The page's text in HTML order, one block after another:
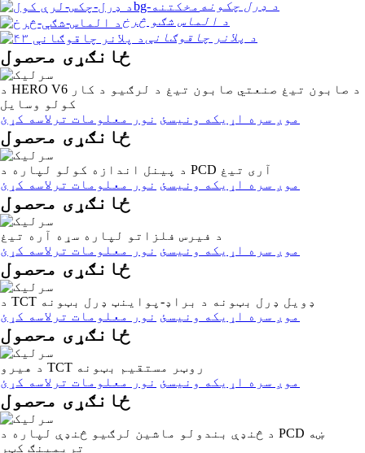
د ډرل چکونه
د الماس شګو څرخ
د پلانر چاقوګانې
ځانګړی محصول
د HERO V6 د صابون تیغ ​​صنعتي صابون تیغ ​​د لرګیو د کار
کولو وسایل
موږ سره اړیکه ونیسئ نور معلومات ترلاسه کړئ
ځانګړی محصول
د پینل اندازه کولو لپاره د PCD آری تیغ
موږ سره اړیکه ونیسئ نور معلومات ترلاسه کړئ
ځانګړی محصول
د فیرس فلزاتو لپاره سړه آره تیغ
موږ سره اړیکه ونیسئ نور معلومات ترلاسه کړئ
ځانګړی محصول
د TCT ډویل ډرل بټونه د براډ-پواینټ ډرل بټونه
موږ سره اړیکه ونیسئ نور معلومات ترلاسه کړئ
ځانګړی محصول
د هیرو TCT روټر مستقیم بټونه
موږ سره اړیکه ونیسئ نور معلومات ترلاسه کړئ
ځانګړی محصول
د څنډې بندولو ماشین لرګیو څنډې لپاره د PCD ښه
تریمینګ کټر